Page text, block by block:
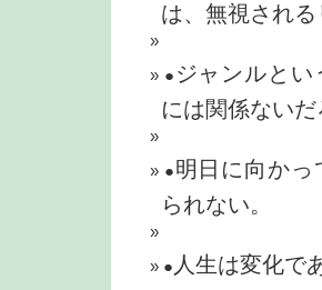
は、無視され
● ジャンルと
には関係ないだ
●明日に向かっ
られない。
● 人生は変化で